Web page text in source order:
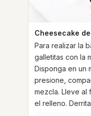
Cheesecake
Para realizar la
galletitas con la
Disponga en un
presione,
mezcla. Lleve al
el relleno.